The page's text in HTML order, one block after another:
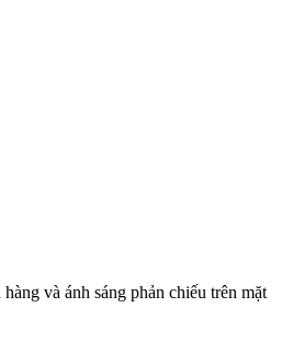
và ánh sáng phản chiếu trên mặt